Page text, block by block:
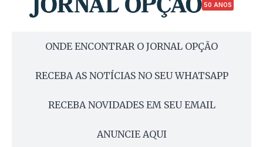
50 ANOS
ONDE ENCONTRAR O JORNAL OPÇÃO
RECEBA AS NOTÍCIAS NO SEU WHATSAPP
RECEBA NOVIDADES EM SEU EMAIL
ANUNCIE AQUI